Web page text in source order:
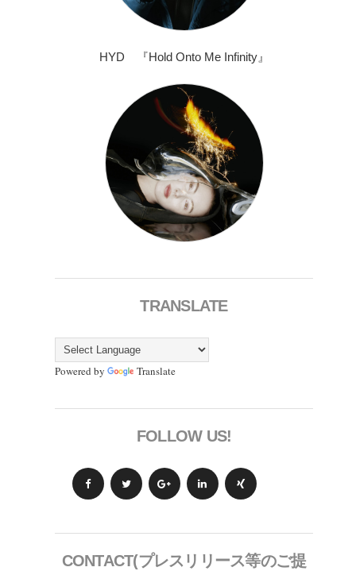
HYD 『Hold Onto Me Infinity』
TRANSLATE
Powered by Translate
FOLLOW US!
CONTACT(プレスリリース等のご提